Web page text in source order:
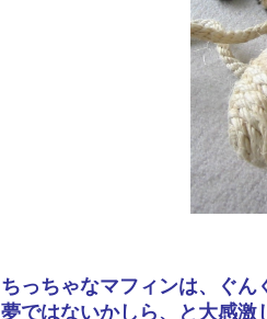
ちっちゃなマフィンは、ぐ
夢ではないかしら、と大感激